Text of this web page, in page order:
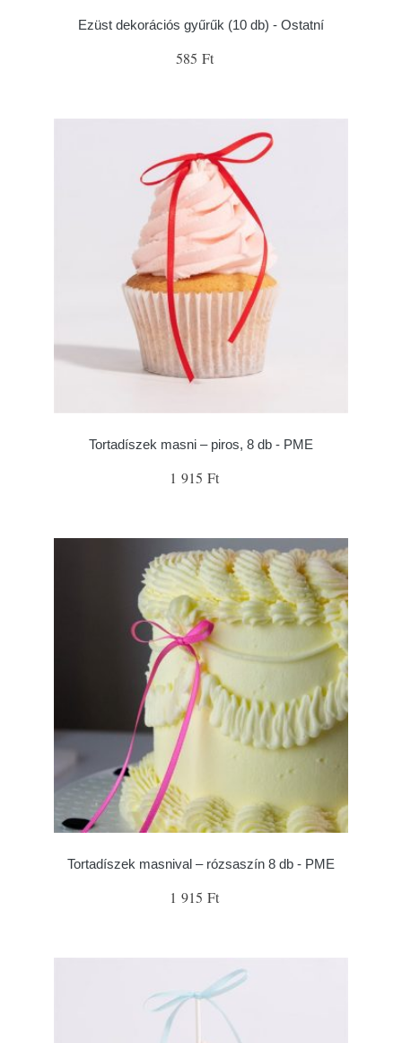
Ezüst dekorációs gyűrűk (10 db) - Ostatní
585 Ft
Tortadíszek masni – piros, 8 db - PME
1 915 Ft
Tortadíszek masnival – rózsaszín 8 db - PME
1 915 Ft